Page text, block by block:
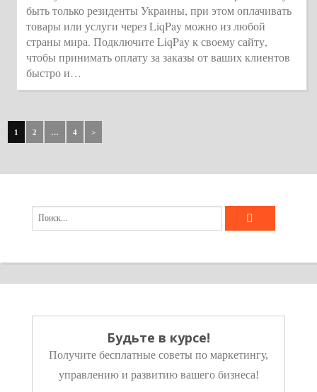
быть только резиденты Украины, при этом оплачивать
товары или услуги через LiqPay можно из любой
страны мира. Подключите LiqPay к своему сайту,
чтобы принимать оплату за заказы от ваших клиентов
быстро и…
1 2 … 4 >
Будьте в курсе!
Получите бесплатные советы по маркетингу,
управлению и развитию вашего бизнеса!